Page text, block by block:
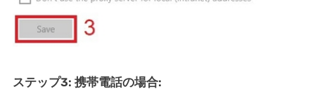
ステップ3: 携帯電話の場合: